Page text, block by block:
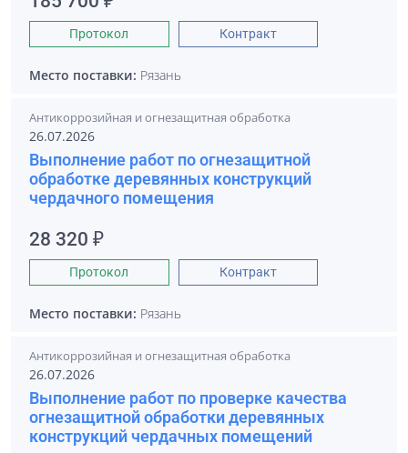
Протокол Контракт
Место поставки: Рязань
Антикоррозийная и огнезащитная обработка
26.07.2026
Выполнение работ по огнезащитной
обработке деревянных конструкций
чердачного помещения
28 320 ₽
Протокол Контракт
Место поставки: Рязань
Антикоррозийная и огнезащитная обработка
26.07.2026
Выполнение работ по проверке качества
огнезащитной обработки деревянных
конструкций чердачных помещений